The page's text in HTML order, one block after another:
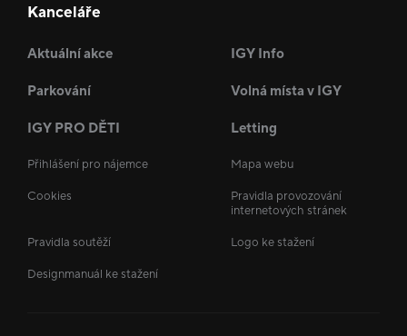
Kanceláře
Aktuální akce IGY Info
Parkování Volná místa v IGY
IGY PRO DĚTI Letting
Přihlášení pro nájemce Mapa webu
Cookies
Pravidla provozování
internetových stránek
Pravidla soutěží Logo ke stažení
Designmanuál ke stažení